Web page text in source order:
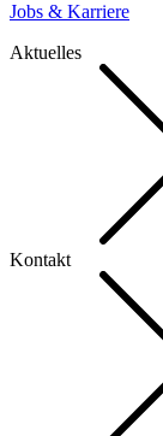
Jobs & Karriere
Aktuelles
Kontakt